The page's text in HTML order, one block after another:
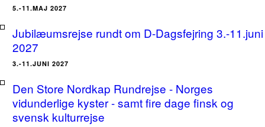
5.-11.MAJ 2027
Jubilæumsrejse rundt om D-Dagsfejring 3.-11.juni
2027
3.-11.JUNI 2027
Den Store Nordkap Rundrejse - Norges
vidunderlige kyster - samt fire dage finsk og
svensk kulturrejse